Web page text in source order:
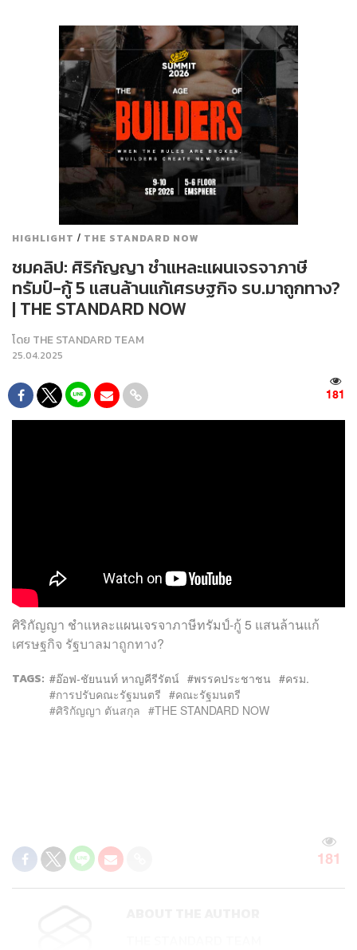
HIGHLIGHT / THE STANDARD NOW
ชมคลิป: ศิริกัญญา ชำแหละแผนเจรจาภาษี
ทรัมป์-กู้ 5 แสนล้านแก้เศรษฐกิจ รบ.มาถูกทาง?
| THE STANDARD NOW
โดย THE STANDARD TEAM
25.04.2025
181
ศิริกัญญา ชำแหละแผนเจรจาภาษีทรัมป์-กู้ 5 แสนล้านแก้
เศรษฐกิจ รัฐบาลมาถูกทาง?
TAGS: อ๊อฟ-ชัยนนท์ หาญคีรีรัตน์ พรรคประชาชน
ครม.
การปรับคณะรัฐมนตรี
คณะรัฐมนตรี
ศิริกัญญา ตันสกุล
THE STANDARD NOW
181